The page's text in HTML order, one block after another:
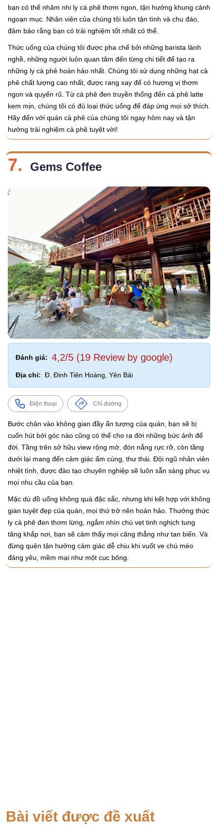
bạn có thể nhâm nhi ly cà phê thơm ngon, tận hưởng khung cảnh
ngoạn mục. Nhân viên của chúng tôi luôn tận tình và chu đáo,
đảm bảo rằng bạn có trải nghiệm tốt nhất có thể.
Thức uống của chúng tôi được pha chế bởi những barista lành
nghề, những người luôn quan tâm đến từng chi tiết để tạo ra
những ly cà phê hoàn hảo nhất. Chúng tôi sử dụng những hạt cà
phê chất lượng cao nhất, được rang xay để có hương vị thơm
ngon và quyến rũ. Từ cà phê đen truyền thống đến cà phê latte
kem mịn, chúng tôi có đủ loại thức uống để đáp ứng mọi sở thích.
Hãy đến với quán cà phê của chúng tôi ngay hôm nay và tận
hưởng trải nghiệm cà phê tuyệt vời!
7. Gems Coffee
Đánh giá: 4,2/5 (19 Review by google)
Địa chỉ: Đ. Đinh Tiên Hoàng, Yên Bái
Điện thoại Chỉ đường
Bước chân vào không gian đầy ấn tượng của quán, bạn sẽ bị
cuốn hút bởi góc nào cũng có thể cho ra đời những bức ảnh để
đời. Tầng trên sở hữu view rộng mở, đón nắng rực rỡ, còn tầng
dưới lại mang đến cảm giác ấm cúng, thư thái. Đội ngũ nhân viên
nhiệt tình, được đào tạo chuyên nghiệp sẽ luôn sẵn sàng phục vụ
mọi nhu cầu của bạn.
Mặc dù đồ uống không quá đặc sắc, nhưng khi kết hợp với không
gian tuyệt đẹp của quán, mọi thứ trở nên hoàn hảo. Thưởng thức
ly cà phê đen thơm lừng, ngắm nhìn chú vẹt tinh nghịch tung
tăng khắp nơi, bạn sẽ cảm thấy mọi căng thẳng như tan biến. Và
đừng quên tận hưởng cảm giác dễ chịu khi vuốt ve chú mèo
đáng yêu, mềm mại như một cục bông.
Bài viết được đề xuất